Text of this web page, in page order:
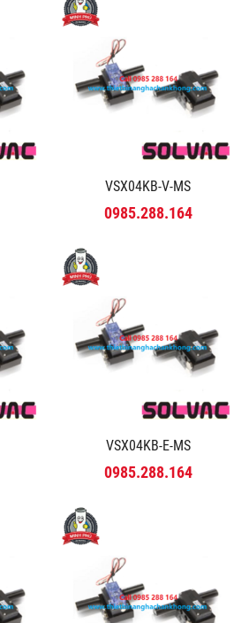
VSX04KB-V-MS
0985.288.164
VSX04KB-E-MS
0985.288.164